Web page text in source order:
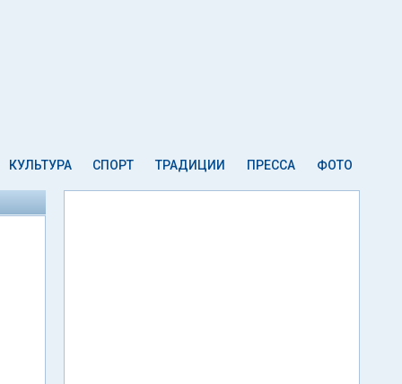
КУЛЬТУРА СПОРТ ТРАДИЦИИ ПРЕССА ФОТО